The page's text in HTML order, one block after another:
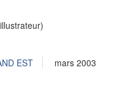
EST mars 2003